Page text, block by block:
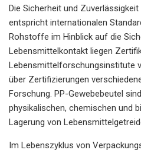
Die Sicherheit und
entspricht internationalen
Rohstoffe im Hinblick auf die
Lebensmittelkontakt liegen
Lebensmittelforschungsinstitute
über Zertifizierungen
Forschung. PP-Gewebebeutel
physikalischen, chemischen und
Lagerung von
Im Lebenszyklus von